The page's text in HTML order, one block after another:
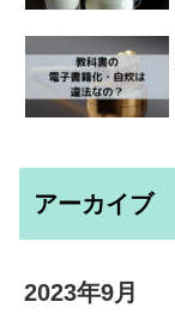
アーカイブ
2023年9月